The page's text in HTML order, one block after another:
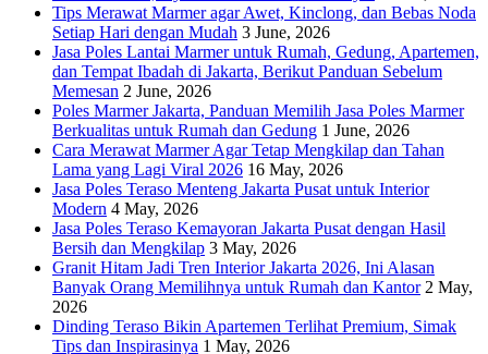
Tips Merawat Marmer agar Awet, Kinclong, dan Bebas Noda
Setiap Hari dengan Mudah 3 June, 2026
Jasa Poles Lantai Marmer untuk Rumah, Gedung, Apartemen,
dan Tempat Ibadah di Jakarta, Berikut Panduan Sebelum
Memesan 2 June, 2026
Poles Marmer Jakarta, Panduan Memilih Jasa Poles Marmer
Berkualitas untuk Rumah dan Gedung 1 June, 2026
Cara Merawat Marmer Agar Tetap Mengkilap dan Tahan
Lama yang Lagi Viral 2026 16 May, 2026
Jasa Poles Teraso Menteng Jakarta Pusat untuk Interior
Modern 4 May, 2026
Jasa Poles Teraso Kemayoran Jakarta Pusat dengan Hasil
Bersih dan Mengkilap 3 May, 2026
Granit Hitam Jadi Tren Interior Jakarta 2026, Ini Alasan
Banyak Orang Memilihnya untuk Rumah dan Kantor 2 May,
2026
Dinding Teraso Bikin Apartemen Terlihat Premium, Simak
Tips dan Inspirasinya 1 May, 2026